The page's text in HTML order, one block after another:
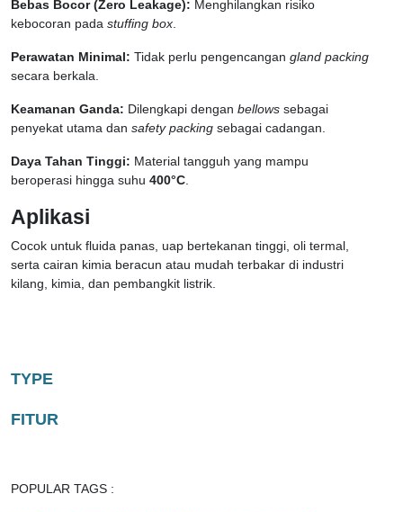
Bebas Bocor (Zero Leakage): Menghilangkan risiko
kebocoran pada stuffing box
Perawatan Minimal: Tidak perlu pengencangan gland packing
secara berkala.
Keamanan Ganda: Dilengkapi dengan bellows sebagai
penyekat utama dan safety packing sebagai cadangan.
Daya Tahan Tinggi: Material tangguh yang mampu
beroperasi hingga suhu 400°C
Aplikasi
Cocok untuk fluida panas, uap bertekanan tinggi, oli termal,
serta cairan kimia beracun atau mudah terbakar di industri
kilang, kimia, dan pembangkit listrik.
TYPE
FITUR
POPULAR TAGS :